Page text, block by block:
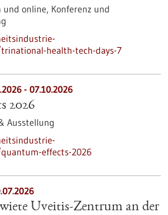
und online, Konferenz und
health-tech-days-7
- 07.10.2026
2026
Ausstellung
effects-2026
Uveitis-Zentrum an der